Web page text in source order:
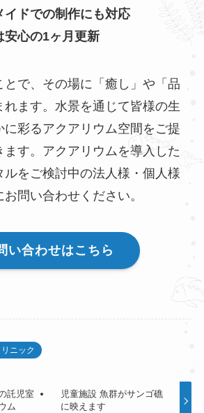
イドでの制作にも対応
安心の1ヶ月更新
とで、その場に「癒し」や「品
ます。水景を通じて皆様の生
に彩るアクアリウム空間をご提
す。アクアリウムを導入した
ルをご検討中の法人様・個人様
問い合わせください。
い合わせはこちら
ニック
託児室
ム
児童施設 魚群がサンゴ礁
に映えます